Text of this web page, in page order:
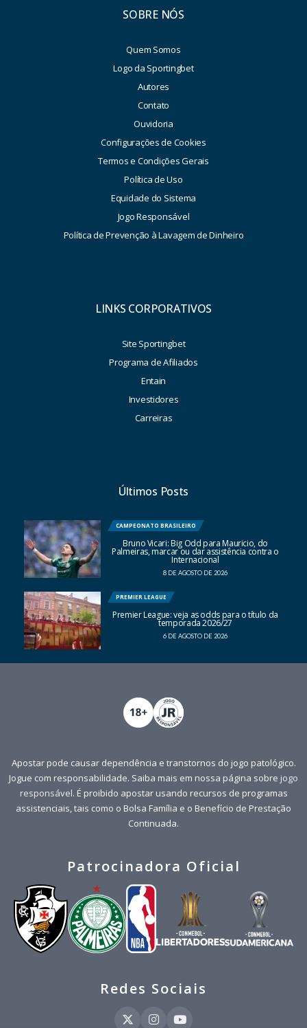
SOBRE NÓS
Quem Somos
Logo da Sportingbet
Autores
Contato
Ouvidoria
Configurações de Cookies
Termos e Condições Gerais
Política de Uso
Equidade do Sistema
Jogo Responsável
Política de Prevenção à Lavagem de Dinheiro
LINKS CORPORATIVOS
Site Sportingbet
Programa de Afiliados
Entain
Investidores
Carreiras
Últimos Posts
CAMPEONATO BRASILEIRO
Bruno Vicari: Big Odd para Mauricio, do
Palmeiras, marcar ou dar assistência contra o
Internacional
8 DE AGOSTO DE 2026
PREMIER LEAGUE
Premier League: veja as odds para o título da
temporada 2026/27
6 DE AGOSTO DE 2026
Apostar pode causar dependência e transtornos do jogo patológico.
Jogue com responsabilidade. Saiba mais em nossa página sobre jogo
responsável. É proibido apostar usando recursos de programas
assistenciais, tais como o Bolsa Família e o Benefício de Prestação
Continuada.
Patrocinadora Oficial
Redes Sociais